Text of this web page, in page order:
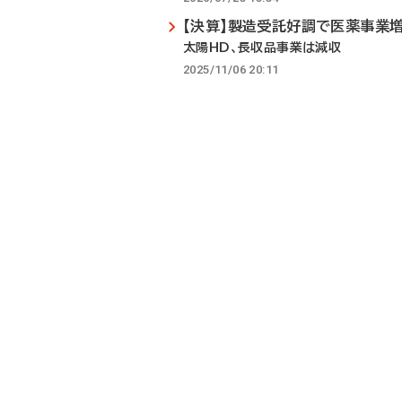
【決算】製造受託好調で医薬事業
太陽HD、長収品事業は減収
2025/11/06 20:11